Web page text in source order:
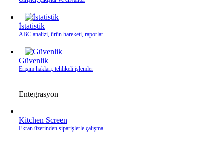
İstatistik
ABC analizi, ürün hareketi, raporlar
Güvenlik
Erişim hakları, tehlikeli işlemler
Entegrasyon
Kitchen Screen
Ekran üzerinden siparişlerle çalışma